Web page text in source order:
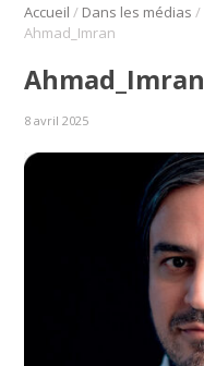
Accueil / Dans les médias /
Ahmad_Imran
Ahmad_Imran
8 avril 2025